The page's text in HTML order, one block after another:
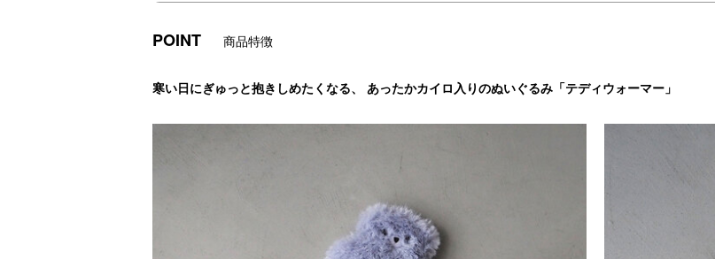
POINT 商品特徴
寒い日にぎゅっと抱きしめたくなる、 あったかカイロ入りのぬいぐるみ「テディウォーマー」